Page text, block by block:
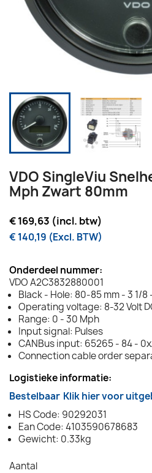
VDO SingleViu
Mph Zwart 80mm
€ 169,63 (incl. btw)
€ 140,19 (Excl. BTW)
Onderdeel nummer:
VDO A2C3832880001
Black - Hole: 80-85 mm - 3 1/8
Operating voltage: 8-32 Volt
Range: 0 - 30 Mph
Input signal: Pulses
CANBus input: 65265 - 84 -
Connection cable order
Logistieke informatie:
Bestelbaar Klik hier voor
HS Code: 90292031
Ean Code: 4103590678683
Gewicht: 0.33kg
Aantal